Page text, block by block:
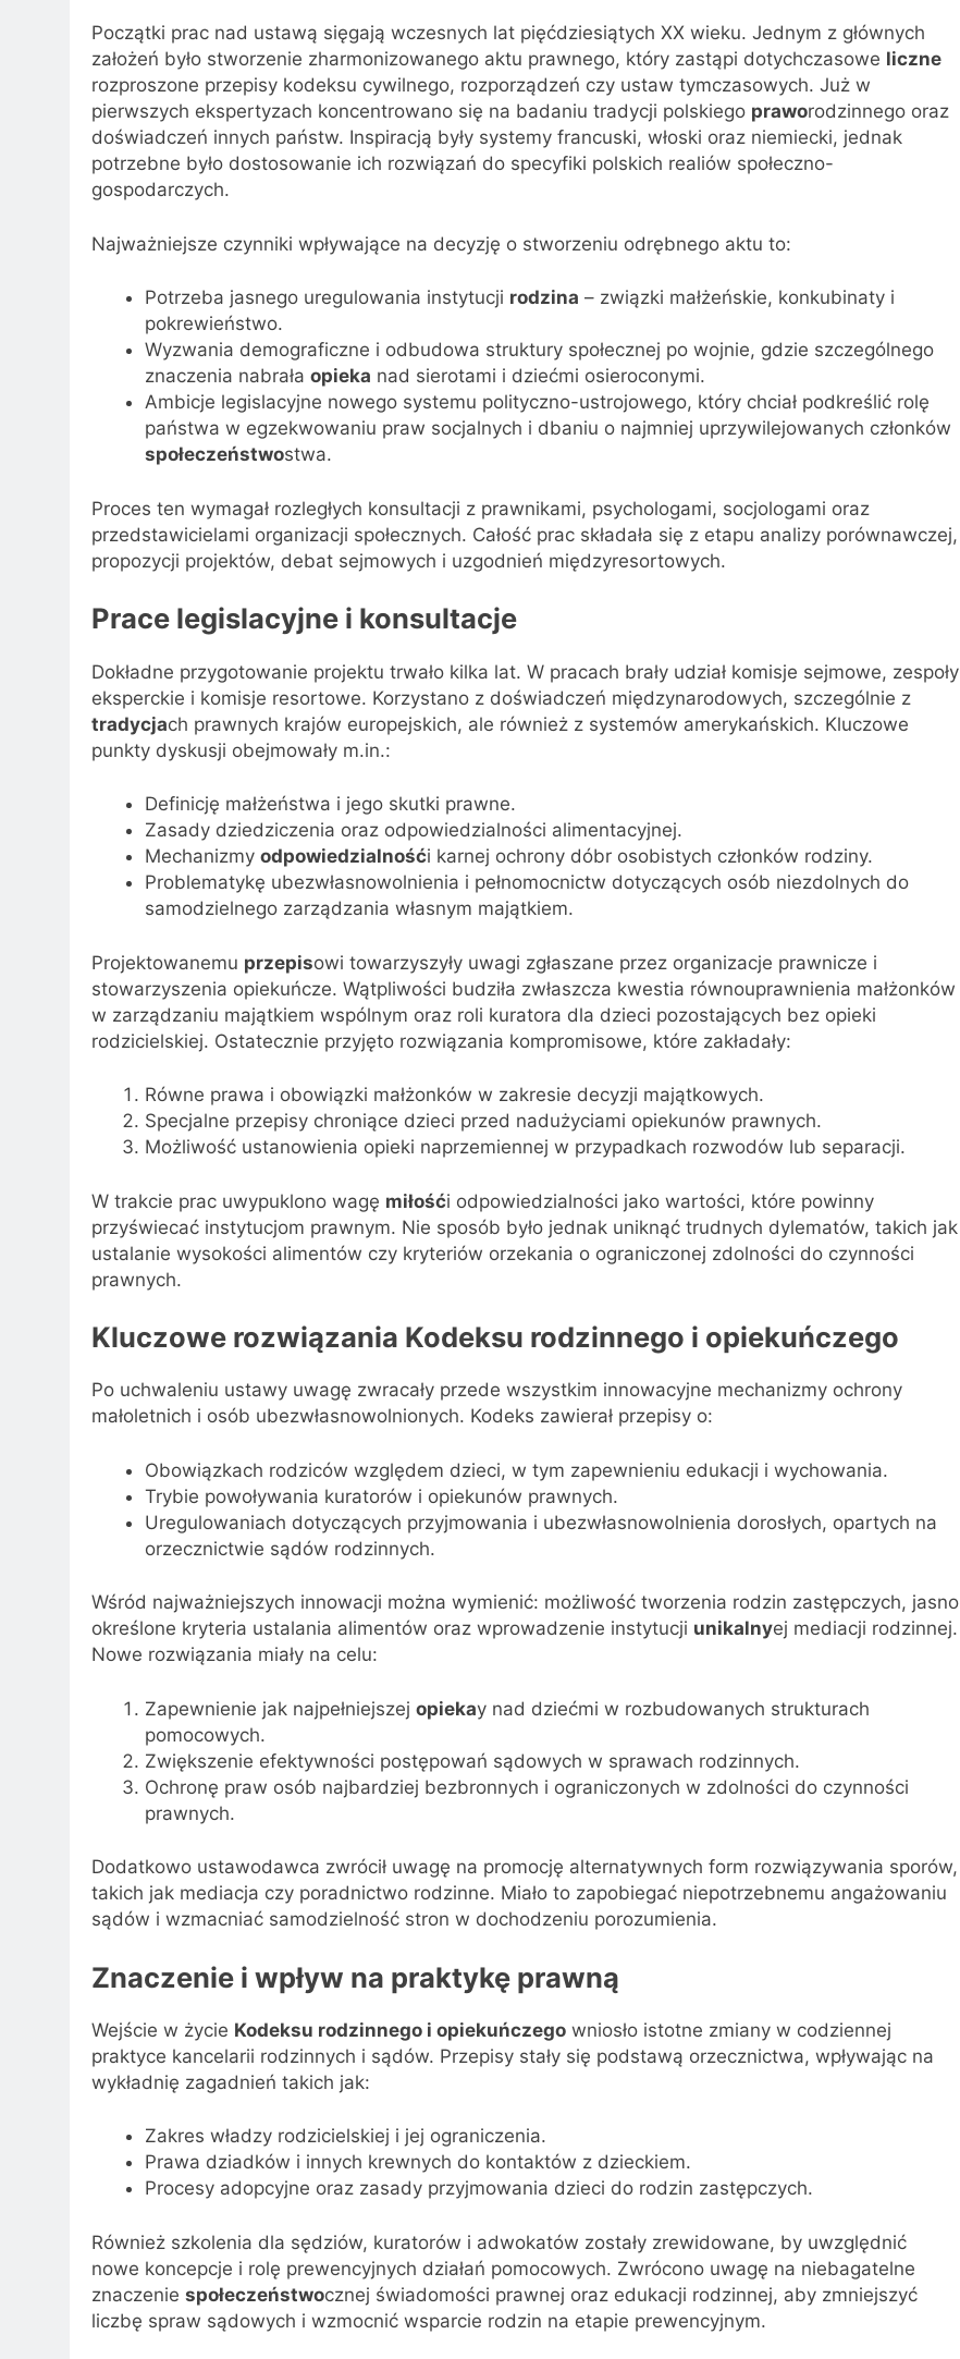
Początki prac nad ustawą sięgają wczesnych lat pięćdziesiątych XX wieku. Jednym z głównych
założeń było stworzenie zharmonizowanego aktu prawnego, który zastąpi dotychczasowe liczne
rozproszone przepisy kodeksu cywilnego, rozporządzeń czy ustaw tymczasowych. Już w
pierwszych ekspertyzach koncentrowano się na badaniu tradycji polskiego praworodzinnego oraz
doświadczeń innych państw. Inspiracją były systemy francuski, włoski oraz niemiecki, jednak
potrzebne było dostosowanie ich rozwiązań do specyfiki polskich realiów społeczno-
gospodarczych.
Najważniejsze czynniki wpływające na decyzję o stworzeniu odrębnego aktu to:
Potrzeba jasnego uregulowania instytucji rodzina – związki małżeńskie, konkubinaty i
pokrewieństwo.
Wyzwania demograficzne i odbudowa struktury społecznej po wojnie, gdzie szczególnego
znaczenia nabrała opieka nad sierotami i dziećmi osieroconymi.
Ambicje legislacyjne nowego systemu polityczno-ustrojowego, który chciał podkreślić rolę
państwa w egzekwowaniu praw socjalnych i dbaniu o najmniej uprzywilejowanych członków
społeczeństwostwa.
Proces ten wymagał rozległych konsultacji z prawnikami, psychologami, socjologami oraz
przedstawicielami organizacji społecznych. Całość prac składała się z etapu analizy porównawczej,
propozycji projektów, debat sejmowych i uzgodnień międzyresortowych.
Prace legislacyjne i konsultacje
Dokładne przygotowanie projektu trwało kilka lat. W pracach brały udział komisje sejmowe, zespoły
eksperckie i komisje resortowe. Korzystano z doświadczeń międzynarodowych, szczególnie z
tradycjach prawnych krajów europejskich, ale również z systemów amerykańskich. Kluczowe
punkty dyskusji obejmowały m.in.:
Definicję małżeństwa i jego skutki prawne.
Zasady dziedziczenia oraz odpowiedzialności alimentacyjnej.
Mechanizmy odpowiedzialnośći karnej ochrony dóbr osobistych członków rodziny.
Problematykę ubezwłasnowolnienia i pełnomocnictw dotyczących osób niezdolnych do
samodzielnego zarządzania własnym majątkiem.
Projektowanemu przepisowi towarzyszyły uwagi zgłaszane przez organizacje prawnicze i
stowarzyszenia opiekuńcze. Wątpliwości budziła zwłaszcza kwestia równouprawnienia małżonków
w zarządzaniu majątkiem wspólnym oraz roli kuratora dla dzieci pozostających bez opieki
rodzicielskiej. Ostatecznie przyjęto rozwiązania kompromisowe, które zakładały:
Równe prawa i obowiązki małżonków w zakresie decyzji majątkowych.
Specjalne przepisy chroniące dzieci przed nadużyciami opiekunów prawnych.
Możliwość ustanowienia opieki naprzemiennej w przypadkach rozwodów lub separacji.
W trakcie prac uwypuklono wagę miłośći odpowiedzialności jako wartości, które powinny
przyświecać instytucjom prawnym. Nie sposób było jednak uniknąć trudnych dylematów, takich jak
ustalanie wysokości alimentów czy kryteriów orzekania o ograniczonej zdolności do czynności
prawnych.
Kluczowe rozwiązania Kodeksu rodzinnego i opiekuńczego
Po uchwaleniu ustawy uwagę zwracały przede wszystkim innowacyjne mechanizmy ochrony
małoletnich i osób ubezwłasnowolnionych. Kodeks zawierał przepisy o:
Obowiązkach rodziców względem dzieci, w tym zapewnieniu edukacji i wychowania.
Trybie powoływania kuratorów i opiekunów prawnych.
Uregulowaniach dotyczących przyjmowania i ubezwłasnowolnienia dorosłych, opartych na
orzecznictwie sądów rodzinnych.
Wśród najważniejszych innowacji można wymienić: możliwość tworzenia rodzin zastępczych, jasno
określone kryteria ustalania alimentów oraz wprowadzenie instytucji unikalnyej mediacji rodzinnej.
Nowe rozwiązania miały na celu:
Zapewnienie jak najpełniejszej opiekay nad dziećmi w rozbudowanych strukturach
pomocowych.
Zwiększenie efektywności postępowań sądowych w sprawach rodzinnych.
Ochronę praw osób najbardziej bezbronnych i ograniczonych w zdolności do czynności
prawnych.
Dodatkowo ustawodawca zwrócił uwagę na promocję alternatywnych form rozwiązywania sporów,
takich jak mediacja czy poradnictwo rodzinne. Miało to zapobiegać niepotrzebnemu angażowaniu
sądów i wzmacniać samodzielność stron w dochodzeniu porozumienia.
Znaczenie i wpływ na praktykę prawną
Wejście w życie Kodeksu rodzinnego i opiekuńczego wniosło istotne zmiany w codziennej
praktyce kancelarii rodzinnych i sądów. Przepisy stały się podstawą orzecznictwa, wpływając na
wykładnię zagadnień takich jak:
Zakres władzy rodzicielskiej i jej ograniczenia.
Prawa dziadków i innych krewnych do kontaktów z dzieckiem.
Procesy adopcyjne oraz zasady przyjmowania dzieci do rodzin zastępczych.
Również szkolenia dla sędziów, kuratorów i adwokatów zostały zrewidowane, by uwzględnić
nowe koncepcje i rolę prewencyjnych działań pomocowych. Zwrócono uwagę na niebagatelne
znaczenie społeczeństwocznej świadomości prawnej oraz edukacji rodzinnej, aby zmniejszyć
liczbę spraw sądowych i wzmocnić wsparcie rodzin na etapie prewencyjnym.